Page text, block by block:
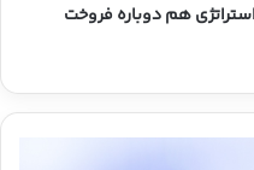
هم دوباره فروخت